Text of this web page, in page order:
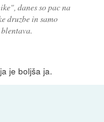
danes so pac na
druzbe in samo
je boljša ja.